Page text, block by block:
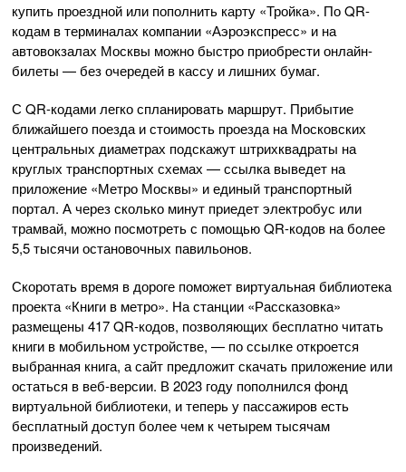
купить проездной или пополнить карту «Тройка». По QR-
кодам в терминалах компании «Аэроэкспресс» и на
автовокзалах Москвы можно быстро приобрести онлайн-
билеты — без очередей в кассу и лишних бумаг.
С QR-кодами легко спланировать маршрут. Прибытие
ближайшего поезда и стоимость проезда на Московских
центральных диаметрах подскажут штрихквадраты на
круглых транспортных схемах — ссылка выведет на
приложение «Метро Москвы» и единый транспортный
портал. А через сколько минут приедет электробус или
трамвай, можно посмотреть с помощью QR-кодов на более
5,5 тысячи остановочных павильонов.
Скоротать время в дороге поможет виртуальная библиотека
проекта «Книги в метро». На станции «Рассказовка»
размещены 417 QR-кодов, позволяющих бесплатно читать
книги в мобильном устройстве, — по ссылке откроется
выбранная книга, а сайт предложит скачать приложение или
остаться в веб-версии. В 2023 году пополнился фонд
виртуальной библиотеки, и теперь у пассажиров есть
бесплатный доступ более чем к четырем тысячам
произведений.